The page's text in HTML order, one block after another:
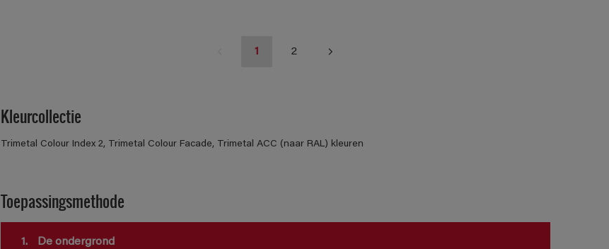
1 2
Kleurcollectie
Trimetal Colour Index 2, Trimetal Colour Facade, Trimetal ACC (naar RAL) kleuren
Toepassingsmethode
1. De ondergrond